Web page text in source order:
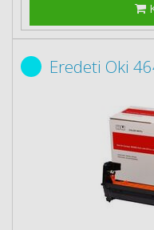
Eredeti Oki